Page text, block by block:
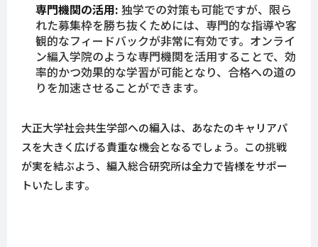
専門機関の活用: 独学での対策も可能ですが、限ら
れた募集枠を勝ち抜くためには、専門的な指導や客
観的なフィードバックが非常に有効です。オンライ
ン編入学院のような専門機関を活用することで、効
率的かつ効果的な学習が可能となり、合格への道の
りを加速させることができます。
大正大学社会共生学部への編入は、あなたのキャリアパ
スを大きく広げる貴重な機会となるでしょう。この挑戦
が実を結ぶよう、編入総合研究所は全力で皆様をサポー
トいたします。